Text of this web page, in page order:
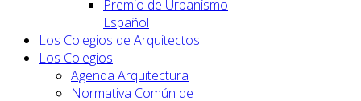
Premio de Urbanismo
Español
Los Colegios de Arquitectos
Los Colegios
Agenda Arquitectura
Normativa Común de